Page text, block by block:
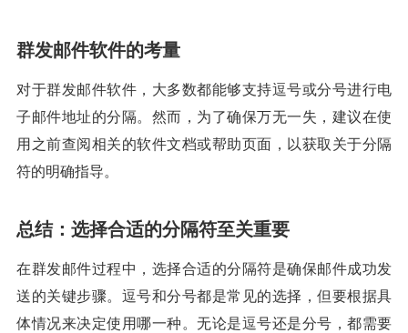
群发邮件软件的考量
对于群发邮件软件，大多数都能够支持逗号或分号进行电
子邮件地址的分隔。然而，为了确保万无一失，建议在使
用之前查阅相关的软件文档或帮助页面，以获取关于分隔
符的明确指导。
总结：选择合适的分隔符至关重要
在群发邮件过程中，选择合适的分隔符是确保邮件成功发
送的关键步骤。逗号和分号都是常见的选择，但要根据具
体情况来决定使用哪一种。无论是逗号还是分号，都需要